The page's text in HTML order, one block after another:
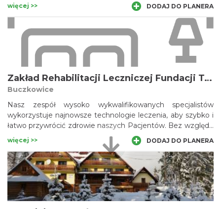
więcej >> DODAJ DO PLANERA
Zakład Rehabilitacji Leczniczej Fundacji Towarzystwa Szkolnego
Buczkowice
Nasz zespół wysoko wykwalifikowanych specjalistów
wykorzystuje najnowsze technologie leczenia, aby szybko i
łatwo przywrócić zdrowie naszych Pacjentów. Bez względu
na to, czy twój stan zdrowia został spowodowany w trakcie
uprawiania sportu, wypadkiem przy pracy lub w inny sposób,
zapraszamy do skorzystania z oferty.
więcej >> DODAJ DO PLANERA